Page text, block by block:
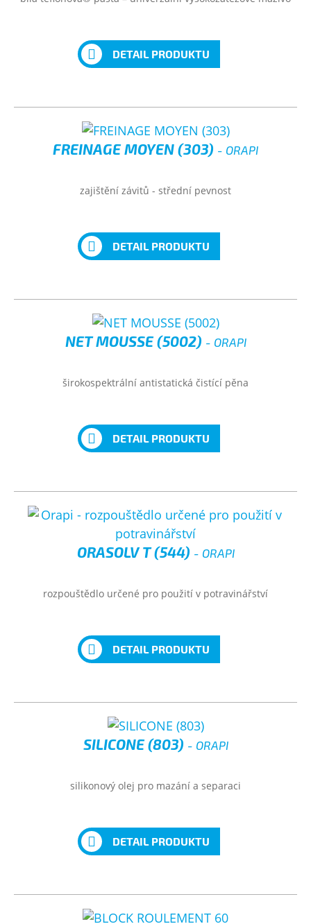
DETAIL PRODUKTU
FREINAGE MOYEN (303) - ORAPI
zajištění závitů - střední pevnost
DETAIL PRODUKTU
NET MOUSSE (5002) - ORAPI
širokospektrální antistatická čistící pěna
DETAIL PRODUKTU
ORASOLV T (544) - ORAPI
rozpouštědlo určené pro použití v potravinářství
DETAIL PRODUKTU
SILICONE (803) - ORAPI
silikonový olej pro mazání a separaci
DETAIL PRODUKTU